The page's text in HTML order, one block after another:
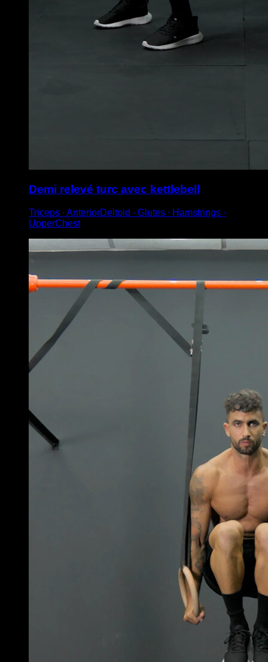
Demi relevé turc avec kettlebell
Triceps ∙ AnteriorDeltoid ∙ Glutes ∙ Hamstrings ∙
UpperChest